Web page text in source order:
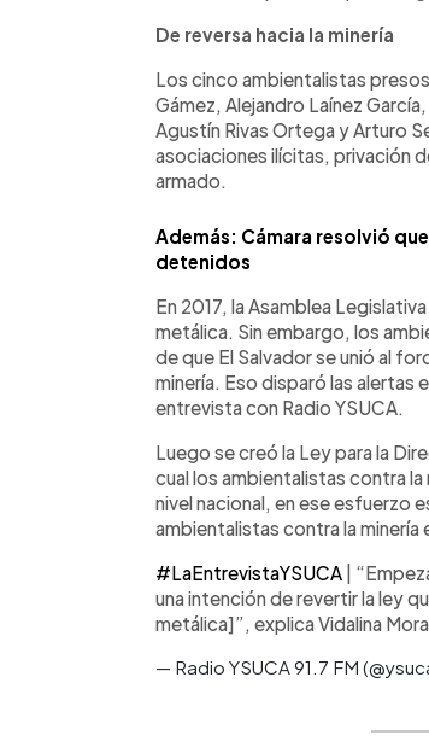
De reversa hacia la minería
Los cinco ambientalistas
Gámez, Alejandro Laínez
Agustín Rivas Ortega y Arturo
asociaciones ilícitas, privación
armado.
Además: Cámara resolvió
detenidos
En 2017, la Asamblea
metálica. Sin embargo, los
de que El Salvador se unió al
minería. Eso disparó las alertas
entrevista con Radio YSUCA.
Luego se creó la Ley para la
cual los ambientalistas contra la
nivel nacional, en ese esfuerzo
ambientalistas contra la minería
#LaEntrevistaYSUCA |
una intención de revertir la ley
metálica]”, explica Vidalina
— Radio YSUCA 91.7 FM